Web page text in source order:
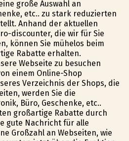
große Auswahl an
etc.. zu stark reduzierten
Anhand der aktuellen
discounter, die wir für Sie
können Sie mühelos beim
Rabatte erhalten.
Webseite zu besuchen
einem Online-Shop
Verzeichnis der Shops, die
werden Sie die
Büro, Geschenke, etc..
großartige Rabatte durch
gute Nachricht für alle
Großzahl an Webseiten, wie